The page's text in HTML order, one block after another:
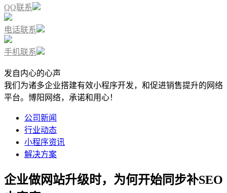
QQ联系
电话联系
手机联系
发自内心的心声
我们为诸多企业搭建有效小程序开发，和促进销售提升的网络
平台。博阳网络，承诺和用心！
公司新闻
行业动态
小程序资讯
解决方案
企业做网站升级时，为何开始同步补SEO